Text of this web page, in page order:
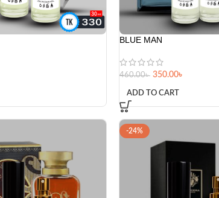
BLUE MAN
460.00৳ 350.00৳
ADD TO CART
-24%